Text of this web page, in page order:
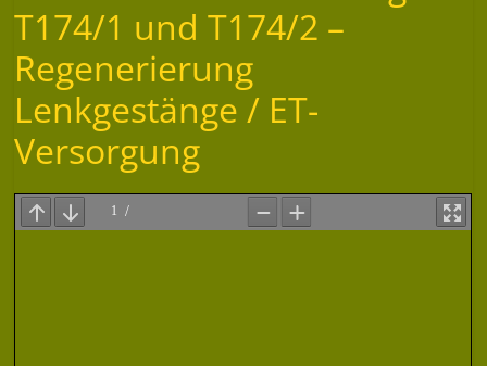
T174/1 und T174/2 –
Regenerierung
Lenkgestänge / ET-
Versorgung